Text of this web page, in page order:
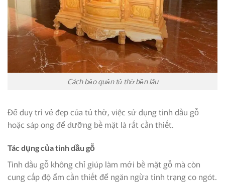
Cách bảo quản tủ thờ bền lâu
Để duy trì vẻ đẹp của tủ thờ, việc sử dụng tinh dầu gỗ
hoặc sáp ong để dưỡng bề mặt là rất cần thiết.
Tác dụng của tinh dầu gỗ
Tinh dầu gỗ không chỉ giúp làm mới bề mặt gỗ mà còn
cung cấp độ ẩm cần thiết để ngăn ngừa tình trạng co ngót.